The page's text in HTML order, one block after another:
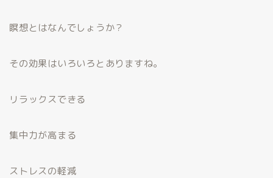
瞑想とはなんでしょうか？
その効果はいろいろとありますね。
リラックスできる
集中力が高まる
ストレスの軽減